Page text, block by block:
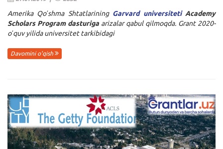
Amerika Qoʻshma Shtatlarining Garvard universiteti Academy
Scholars Program dasturiga arizalar qabul qilmoqda. Grant 2020-
oʻquv yilida universitet tarkibidagi
Davomini o'qish